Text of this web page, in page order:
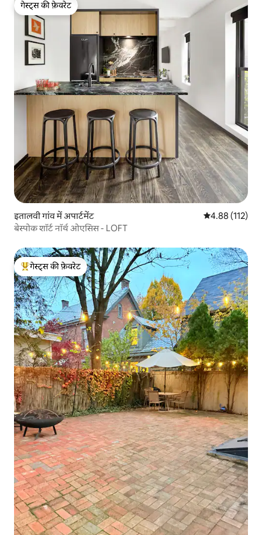
गेस्ट्स की फ़ेवरेट
गेस्ट्स की फ़ेवरेट
इतालवी गांव में अपार्टमेंट औसत रेटिंग 5 में से
4.88 (112)
बेस्पोक शॉर्ट नॉर्थ ओएसिस - LOFT
गेस्ट्स का टॉप फ़ेवरेट
गेस्ट्स की फ़ेवरेट